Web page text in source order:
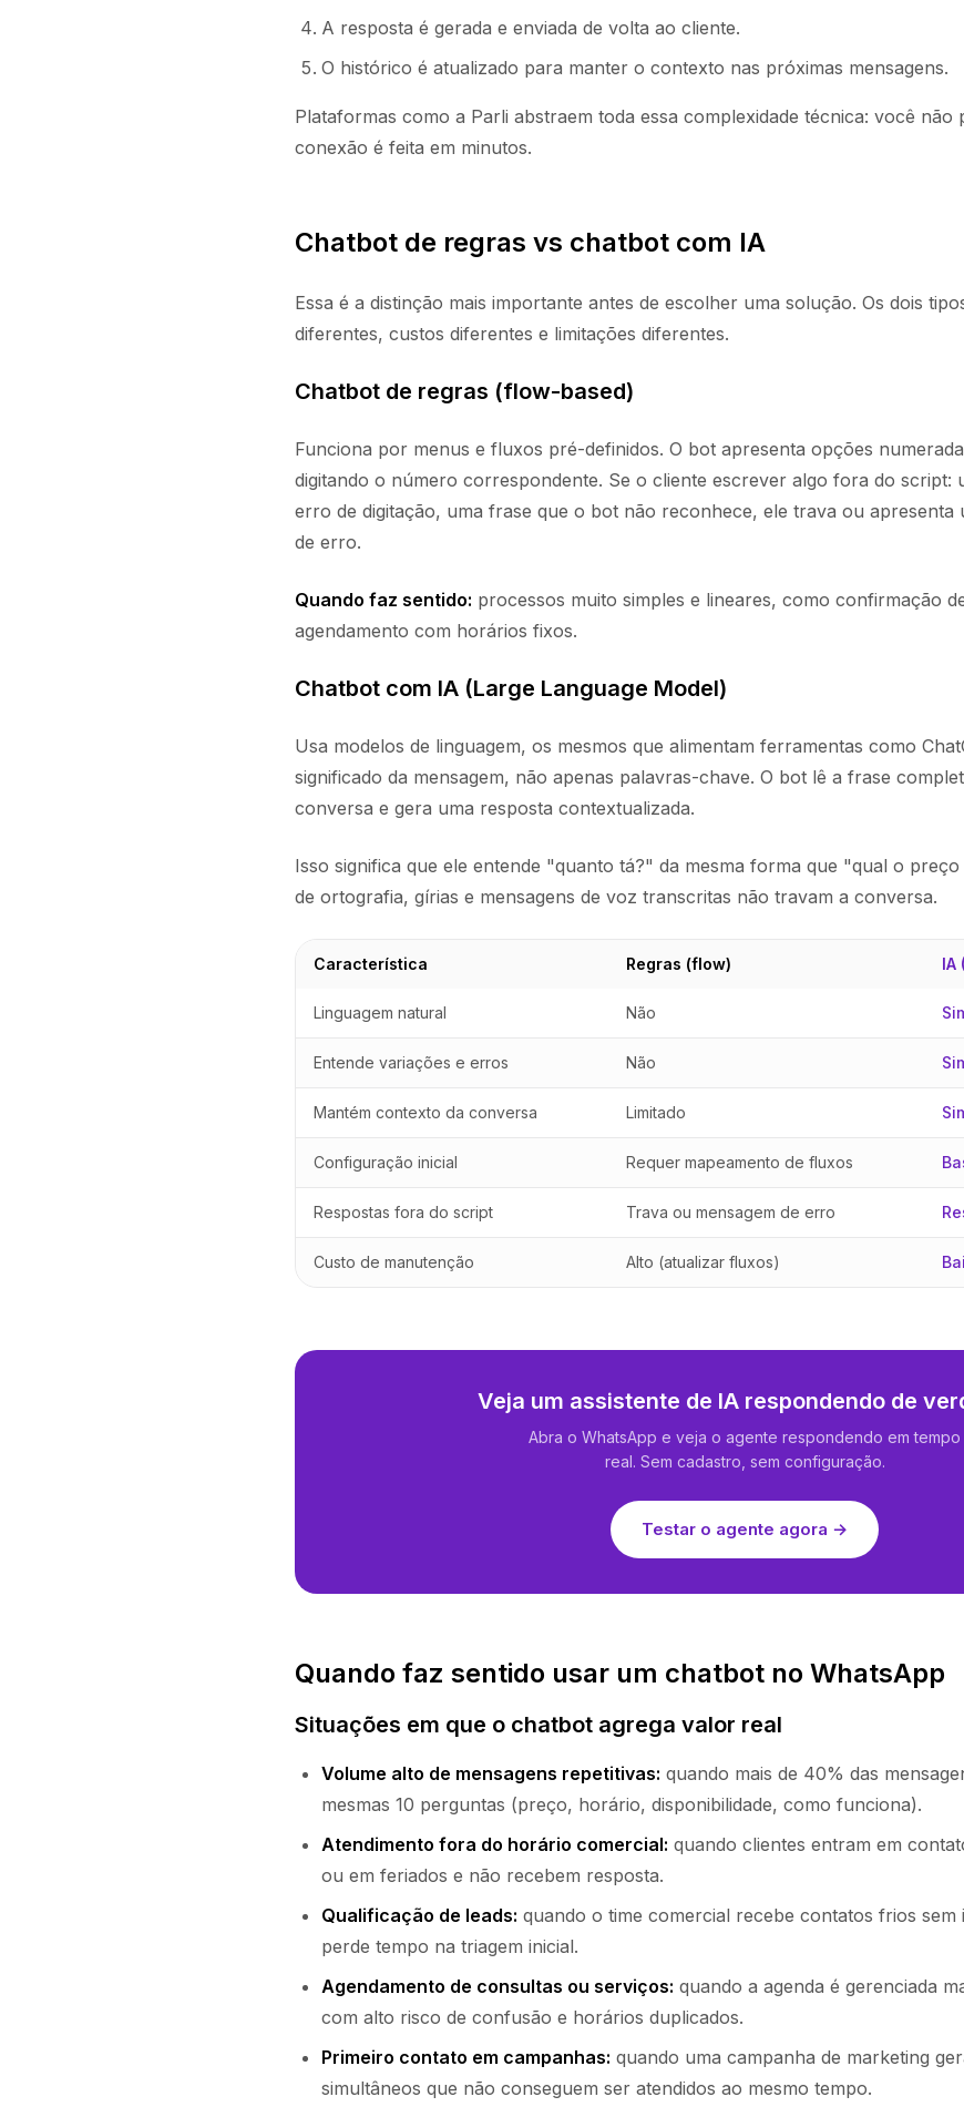
A resposta é gerada e enviada de volta ao cliente.
O histórico é atualizado para manter o contexto nas próximas mensagens.
Plataformas como a Parli abstraem toda essa complexidade técnica: você não
conexão é feita em minutos.
Chatbot de regras vs chatbot com IA
Essa é a distinção mais importante antes de escolher uma solução. Os dois
diferentes, custos diferentes e limitações diferentes.
Chatbot de regras (flow-based)
Funciona por menus e fluxos pré-definidos. O bot apresenta opções
digitando o número correspondente. Se o cliente escrever algo fora do script:
erro de digitação, uma frase que o bot não reconhece, ele trava ou apresenta
de erro.
Quando faz sentido: processos muito simples e lineares, como confirmação
agendamento com horários fixos.
Chatbot com IA (Large Language Model)
Usa modelos de linguagem, os mesmos que alimentam ferramentas como
significado da mensagem, não apenas palavras-chave. O bot lê a frase
conversa e gera uma resposta contextualizada.
Isso significa que ele entende "quanto tá?" da mesma forma que "qual o
de ortografia, gírias e mensagens de voz transcritas não travam a conversa.
Característica Regras (flow) IA
Linguagem natural Não
Entende variações e erros Não
Mantém contexto da conversa Limitado
Configuração inicial Requer mapeamento de fluxos
Respostas fora do script Trava ou mensagem de erro
Custo de manutenção Alto (atualizar fluxos)
Veja um assistente de IA respondendo de
Abra o WhatsApp e veja o agente respondendo em tempo
real. Sem cadastro, sem configuração.
Testar o agente agora →
Quando faz sentido usar um chatbot no WhatsApp
Situações em que o chatbot agrega valor real
Volume alto de mensagens repetitivas: quando mais de 40% das
mesmas 10 perguntas (preço, horário, disponibilidade, como funciona).
Atendimento fora do horário comercial: quando clientes entram em
ou em feriados e não recebem resposta.
Qualificação de leads: quando o time comercial recebe contatos frios sem
perde tempo na triagem inicial.
Agendamento de consultas ou serviços: quando a agenda é gerenciada
com alto risco de confusão e horários duplicados.
Primeiro contato em campanhas: quando uma campanha de marketing
simultâneos que não conseguem ser atendidos ao mesmo tempo.